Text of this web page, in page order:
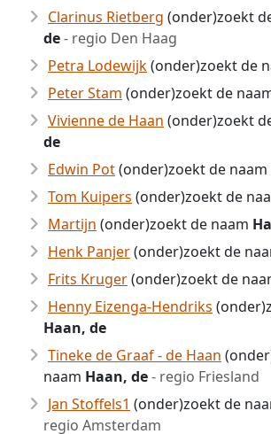
Clarinus Rietberg (onder)zoekt
de- regio Den Haag
Petra Lodewijk(onder)zoekt de
Peter Stam (onder)zoekt de
Vivienne de Haan (onder)zoekt
de
Edwin Pot(onder)zoekt de naam
Tom Kuipers (onder)zoekt de
Martijn (onder)zoekt de naam
Henk Panjer(onder)zoekt de
Frits Kruger(onder)zoekt de
Henny Eizenga-Hendriks
Haan, de
Tineke de Graaf - de Haan
naam Haan, de- regio Friesland
Jan Stoffels1 (onder)zoekt de
regio Amsterdam